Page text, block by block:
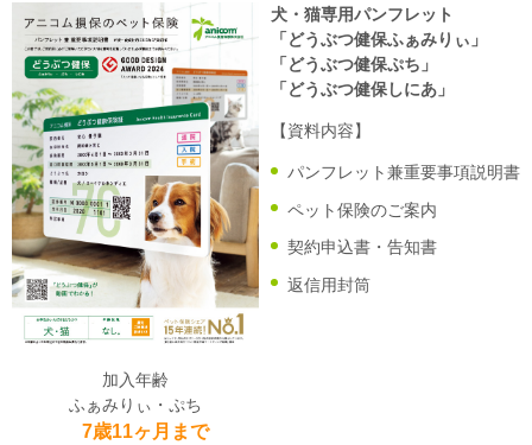
加入年齢
ふぁみりぃ・ぷち
7歳11ヶ月まで
犬・猫専用パンフレット
「どうぶつ健保ふぁみりぃ」
「どうぶつ健保ぷち」
「どうぶつ健保しにあ」
【資料内容】
パンフレット兼重要事項説明書
ペット保険のご案内
契約申込書・告知書
返信用封筒